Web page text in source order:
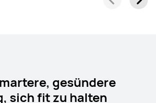
gesündere
sich fit zu halten